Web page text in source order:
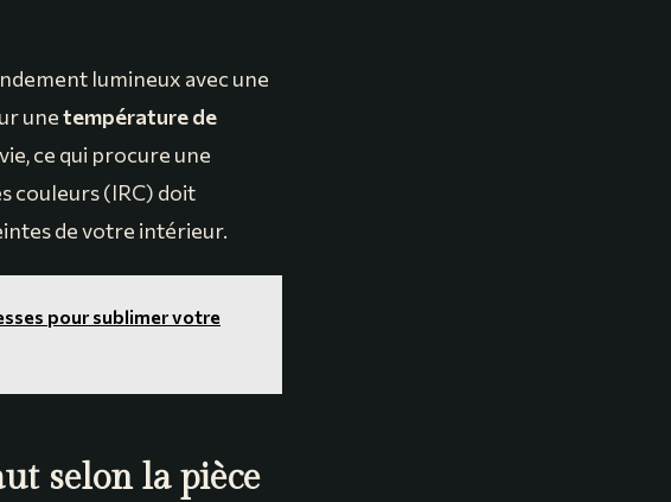
lumineux avec une
unetempérature de
ce qui procure une
couleurs (IRC) doit
de votre intérieur.
pour sublimer votre
selon la pièce